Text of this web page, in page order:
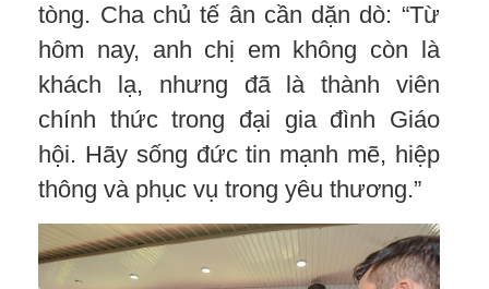
tòng. Cha chủ tế ân cần dặn dò: “Từ
hôm nay, anh chị em không còn là
khách lạ, nhưng đã là thành viên
chính thức trong đại gia đình Giáo
hội. Hãy sống đức tin mạnh mẽ, hiệp
thông và phục vụ trong yêu thương.”